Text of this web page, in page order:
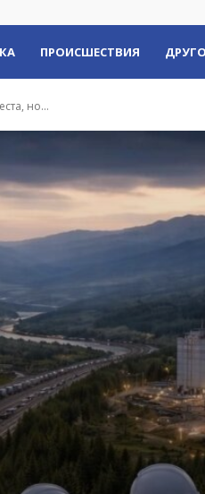
ПРОИСШЕСТВИЯ
но...